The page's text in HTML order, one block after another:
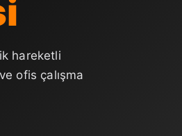
hareketli
ofis çalışma